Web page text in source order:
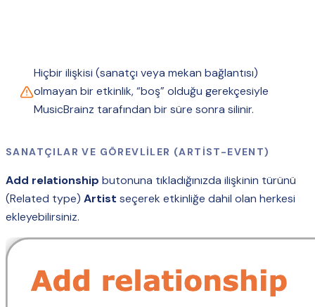
Hiçbir ilişkisi (sanatçı veya mekan bağlantısı)
olmayan bir etkinlik, “boş” olduğu gerekçesiyle
MusicBrainz tarafından bir süre sonra silinir.
SANATÇILAR VE GÖREVLILER (ARTIST-EVENT)
Add relationship butonuna tıkladığınızda ilişkinin türünü
(Related type) Artist seçerek etkinliğe dahil olan herkesi
ekleyebilirsiniz.